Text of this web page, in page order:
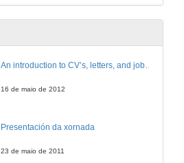
An introduction to CV’s, letters, and job searching
16 de maio de 2012
Presentación da xornada
23 de maio de 2011